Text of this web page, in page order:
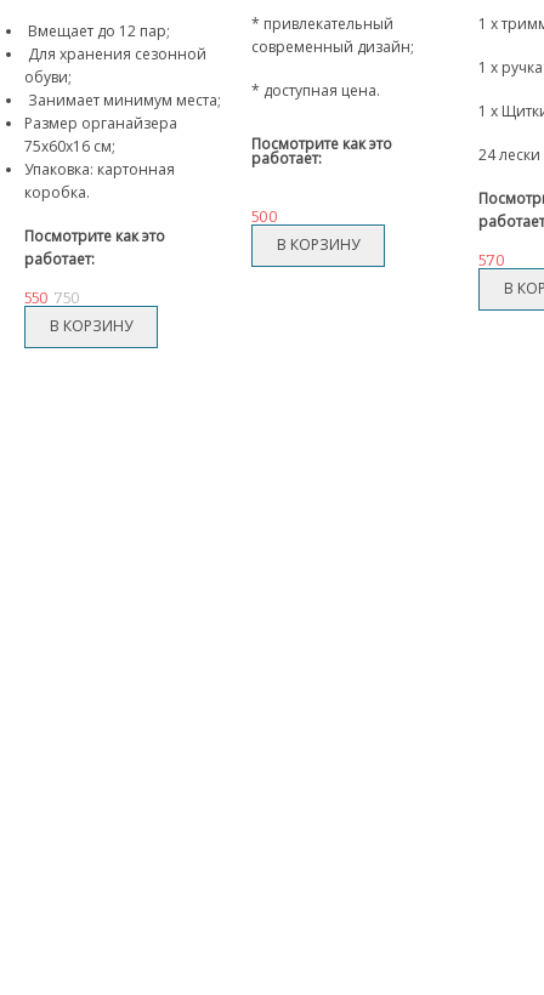
Вмещает до 12 пар;
Для хранения сезонной
обуви;
Занимает минимум места;
Размер органайзера
75x60x16 см;
Упаковка: картонная
коробка.
Посмотрите как это
работает:
550 750
* привлекательный
современный дизайн;
* доступная цена.
Посмотрите как это
работает:
500
1 x
1 x ручка
1 x
24 лески
570